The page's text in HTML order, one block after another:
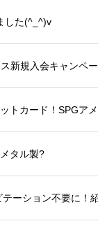
した(^_^)v
新規入会キャン
トカード！SPGア
タル製?
ーション不要に